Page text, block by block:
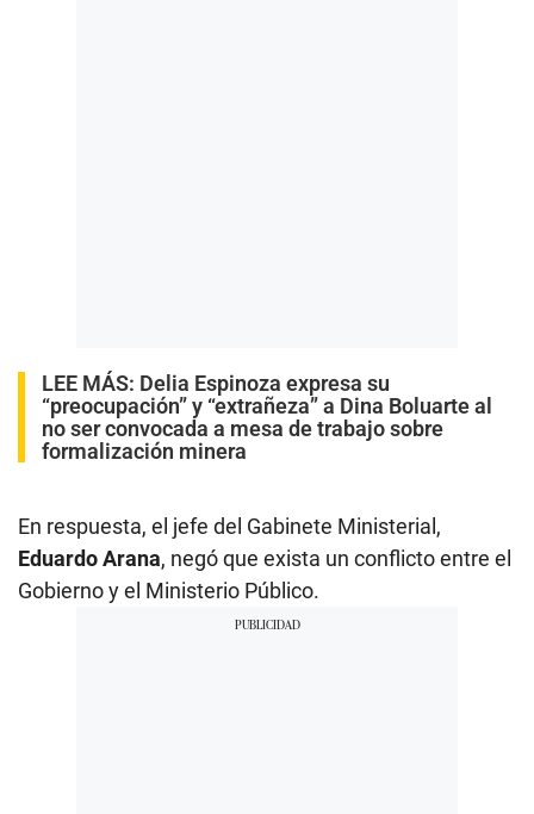
LEE MÁS: Delia Espinoza expresa su
“preocupación” y “extrañeza” a Dina Boluarte al
no ser convocada a mesa de trabajo sobre
formalización minera
En respuesta, el jefe del Gabinete Ministerial,
Eduardo Arana, negó que exista un conflicto entre el
Gobierno y el Ministerio Público.